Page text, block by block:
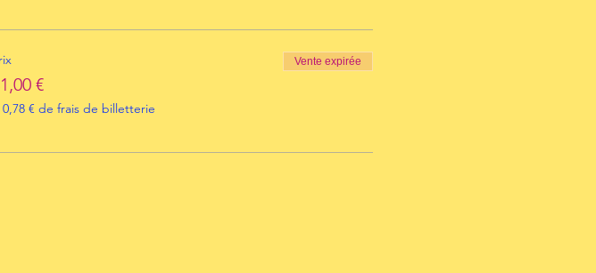
€
0,78 € de frais de billetterie
Vente expirée